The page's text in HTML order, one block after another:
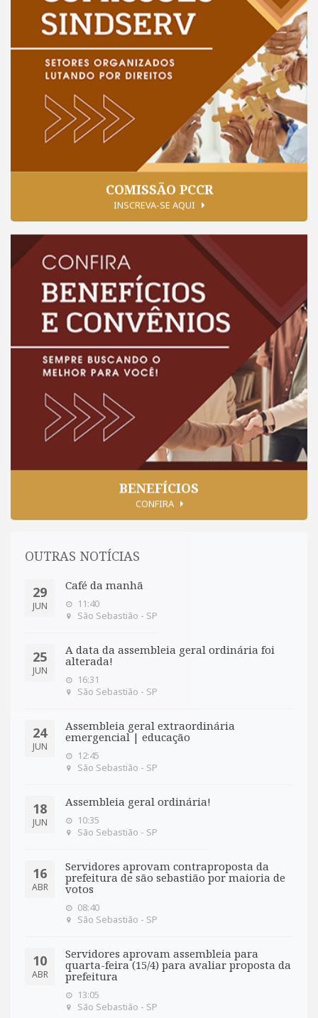
COMISSÃO PCCR
INSCREVA-SE AQUI
BENEFÍCIOS
CONFIRA
OUTRAS NOTÍCIAS
29
JUN
Café da manhã
11:40
São Sebastião - SP
25
JUN
A data da assembleia geral ordinária foi
alterada!
16:31
São Sebastião - SP
24
JUN
Assembleia geral extraordinária
emergencial | educação
12:45
São Sebastião - SP
18
JUN
Assembleia geral ordinária!
10:35
São Sebastião - SP
16
ABR
Servidores aprovam contraproposta da
prefeitura de são sebastião por maioria de
votos
08:40
São Sebastião - SP
10
ABR
Servidores aprovam assembleia para
quarta-feira (15/4) para avaliar proposta da
prefeitura
13:05
São Sebastião - SP